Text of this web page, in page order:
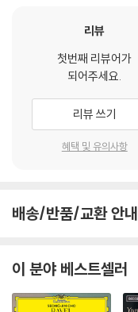
리뷰
첫번째 리뷰어가
되어주세요.
리뷰 쓰기
혜택 및 유의사항
배송/반품/교환 안내
이 분야 베스트셀러